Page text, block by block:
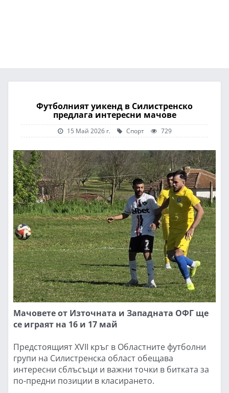
Футболният уикенд в Силистренско
предлага интересни мачове
15 Май 2026 г. Спорт 729
Мачовете от Източната и Западната ОФГ ще
се играят на 16 и 17 май
Предстоящият XVII кръг в Областните футболни
групи на Силистренска област обещава
интересни сблъсъци и важни точки в битката за
по-предни позиции в класирането.